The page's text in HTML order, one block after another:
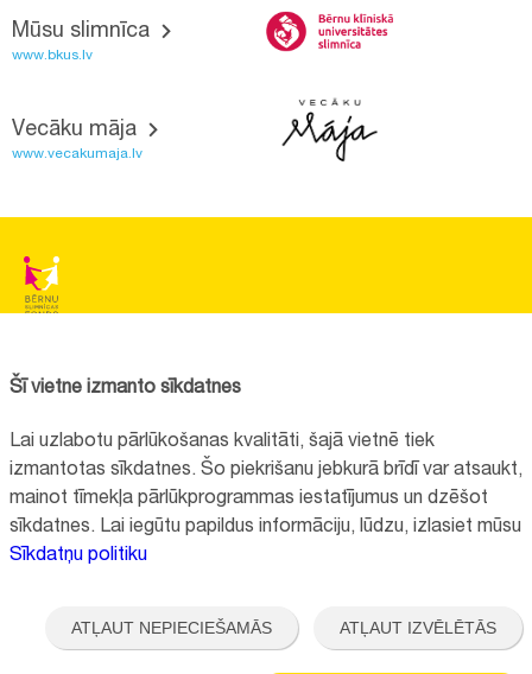
Mūsu slimnīca
www.bkus.lv
Vecāku māja
www.vecakumaja.lv
Reģistrācijas nr.:40008057120
+371 67064475
Visi kontakti
"Aktīvo iedzīvotāju fonds" finansētā projekta "
Bērnu slimnīcas fonda
ilgtspējīgas attīstības veicināšana
" ietvaros.
Šī vietne izmanto sīkdatnes
Lai uzlabotu pārlūkošanas kvalitāti, šajā vietnē tiek
izmantotas sīkdatnes. Šo piekrišanu jebkurā brīdī var atsaukt,
mainot tīmekļa pārlūkprogrammas iestatījumus un dzēšot
sīkdatnes. Lai iegūtu papildus informāciju, lūdzu, izlasiet mūsu
Sīkdatņu politiku
ATĻAUT NEPIECIEŠAMĀS ATĻAUT IZVĒLĒTĀS